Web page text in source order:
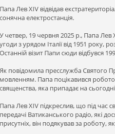
Папа Лев XIV відвідав
сонячна електростанція.
У четвер, 19 червня 2025 р., Папа Лев
угоди з урядом Італії від 1951 року,
Останній візит Папи сюди відбувся
Як повідомила пресслужба Святого
мовленням. Папа поцікавився
священства, яка припадає на
Папа Лев XIV підкреслив, що під час
передачі Ватиканського радіо, які
присутніх, він подякував за роботу,